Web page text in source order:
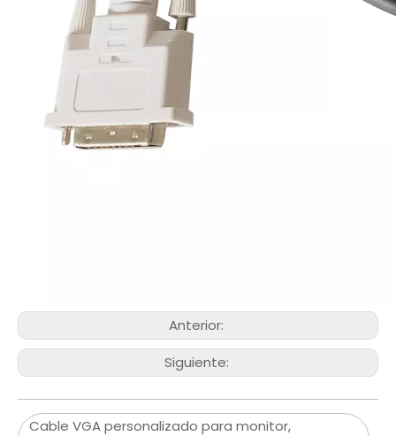
Anterior:
Siguiente:
Cable VGA personalizado para monitor,